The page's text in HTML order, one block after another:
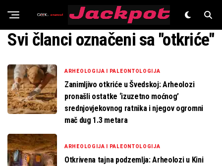
Znanost
Svi članci označeni sa "otkriće"
ARHEOLOGIJA I PALEONTOLOGIJA
Zanimljivo otkriće u Švedskoj: Arheolozi
pronašli ostatke ‘izuzetno moćnog’
srednjovjekovnog ratnika i njegov ogromni
mač dug 1.3 metara
ARHEOLOGIJA I PALEONTOLOGIJA
Otkrivena tajna podzemlja: Arheolozi u Kini